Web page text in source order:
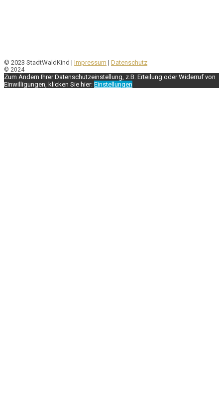
© 2023 StadtWaldKind | Impressum | Datenschutz
© 2024
Zum Ändern Ihrer Datenschutzeinstellung, z.B. Erteilung oder Widerruf von
Einwilligungen, klicken Sie hier: Einstellungen